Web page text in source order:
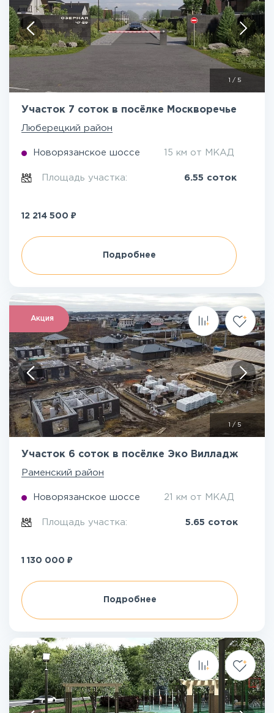
/ 5
Участок 7 соток в посёлке Москворечье
Люберецкий район
Новорязанское шоссе 15 км от МКАД
Площадь участка: 6.55 соток
12 214 500 ₽
Подробнее
Акция
/ 5
Участок 6 соток в посёлке Эко Вилладж
Раменский район
Новорязанское шоссе 21 км от МКАД
Площадь участка: 5.65 соток
1 130 000 ₽
Подробнее